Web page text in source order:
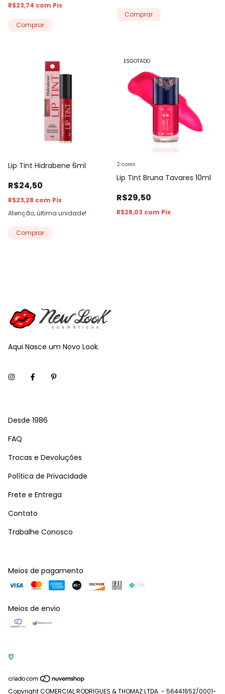
R$23,74 com Pix
Comprar
Comprar
Lip Tint Hidrabene 6ml
R$24,50
R$23,28 com Pix
Atenção, última unidade!
Comprar
ESGOTADO
Lip Tint Bruna Tavares 10ml
R$29,50
R$28,03 com Pix
2 cores
Aqui Nasce um Novo Look.
Desde 1986
FAQ
Trocas e Devoluções
Política de Privacidade
Frete e Entrega
Contato
Trabalhe Conosco
Meios de pagamento
Meios de envio
Copyright COMERCIAL RODRIGUES & THOMAZ LTDA. - 56441652/0001-